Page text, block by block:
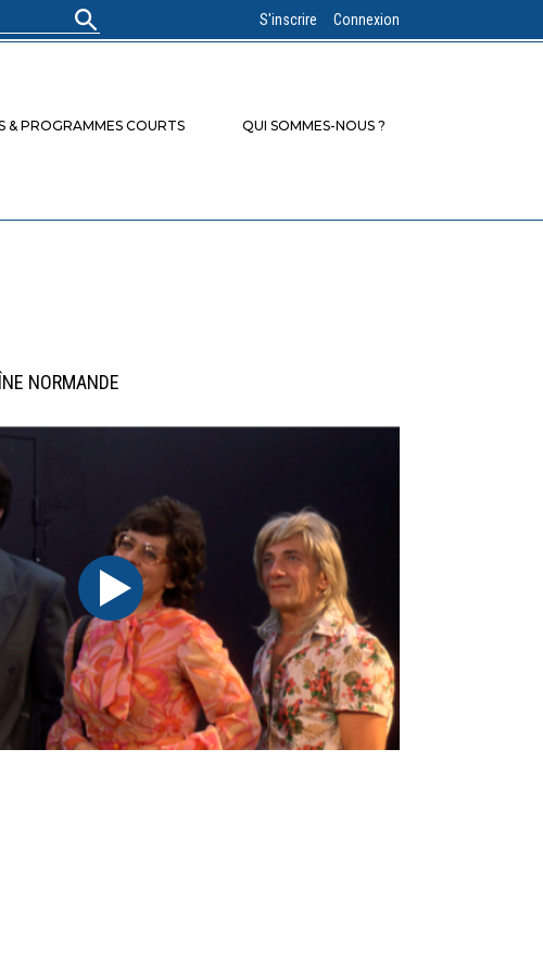
S'inscrire Connexion
& PROGRAMMES COURTS QUI SOMMES-NOUS ?
NORMANDE